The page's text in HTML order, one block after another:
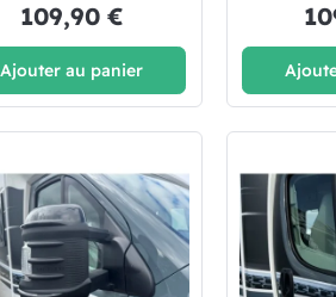
109,90 €
Ajouter au panier